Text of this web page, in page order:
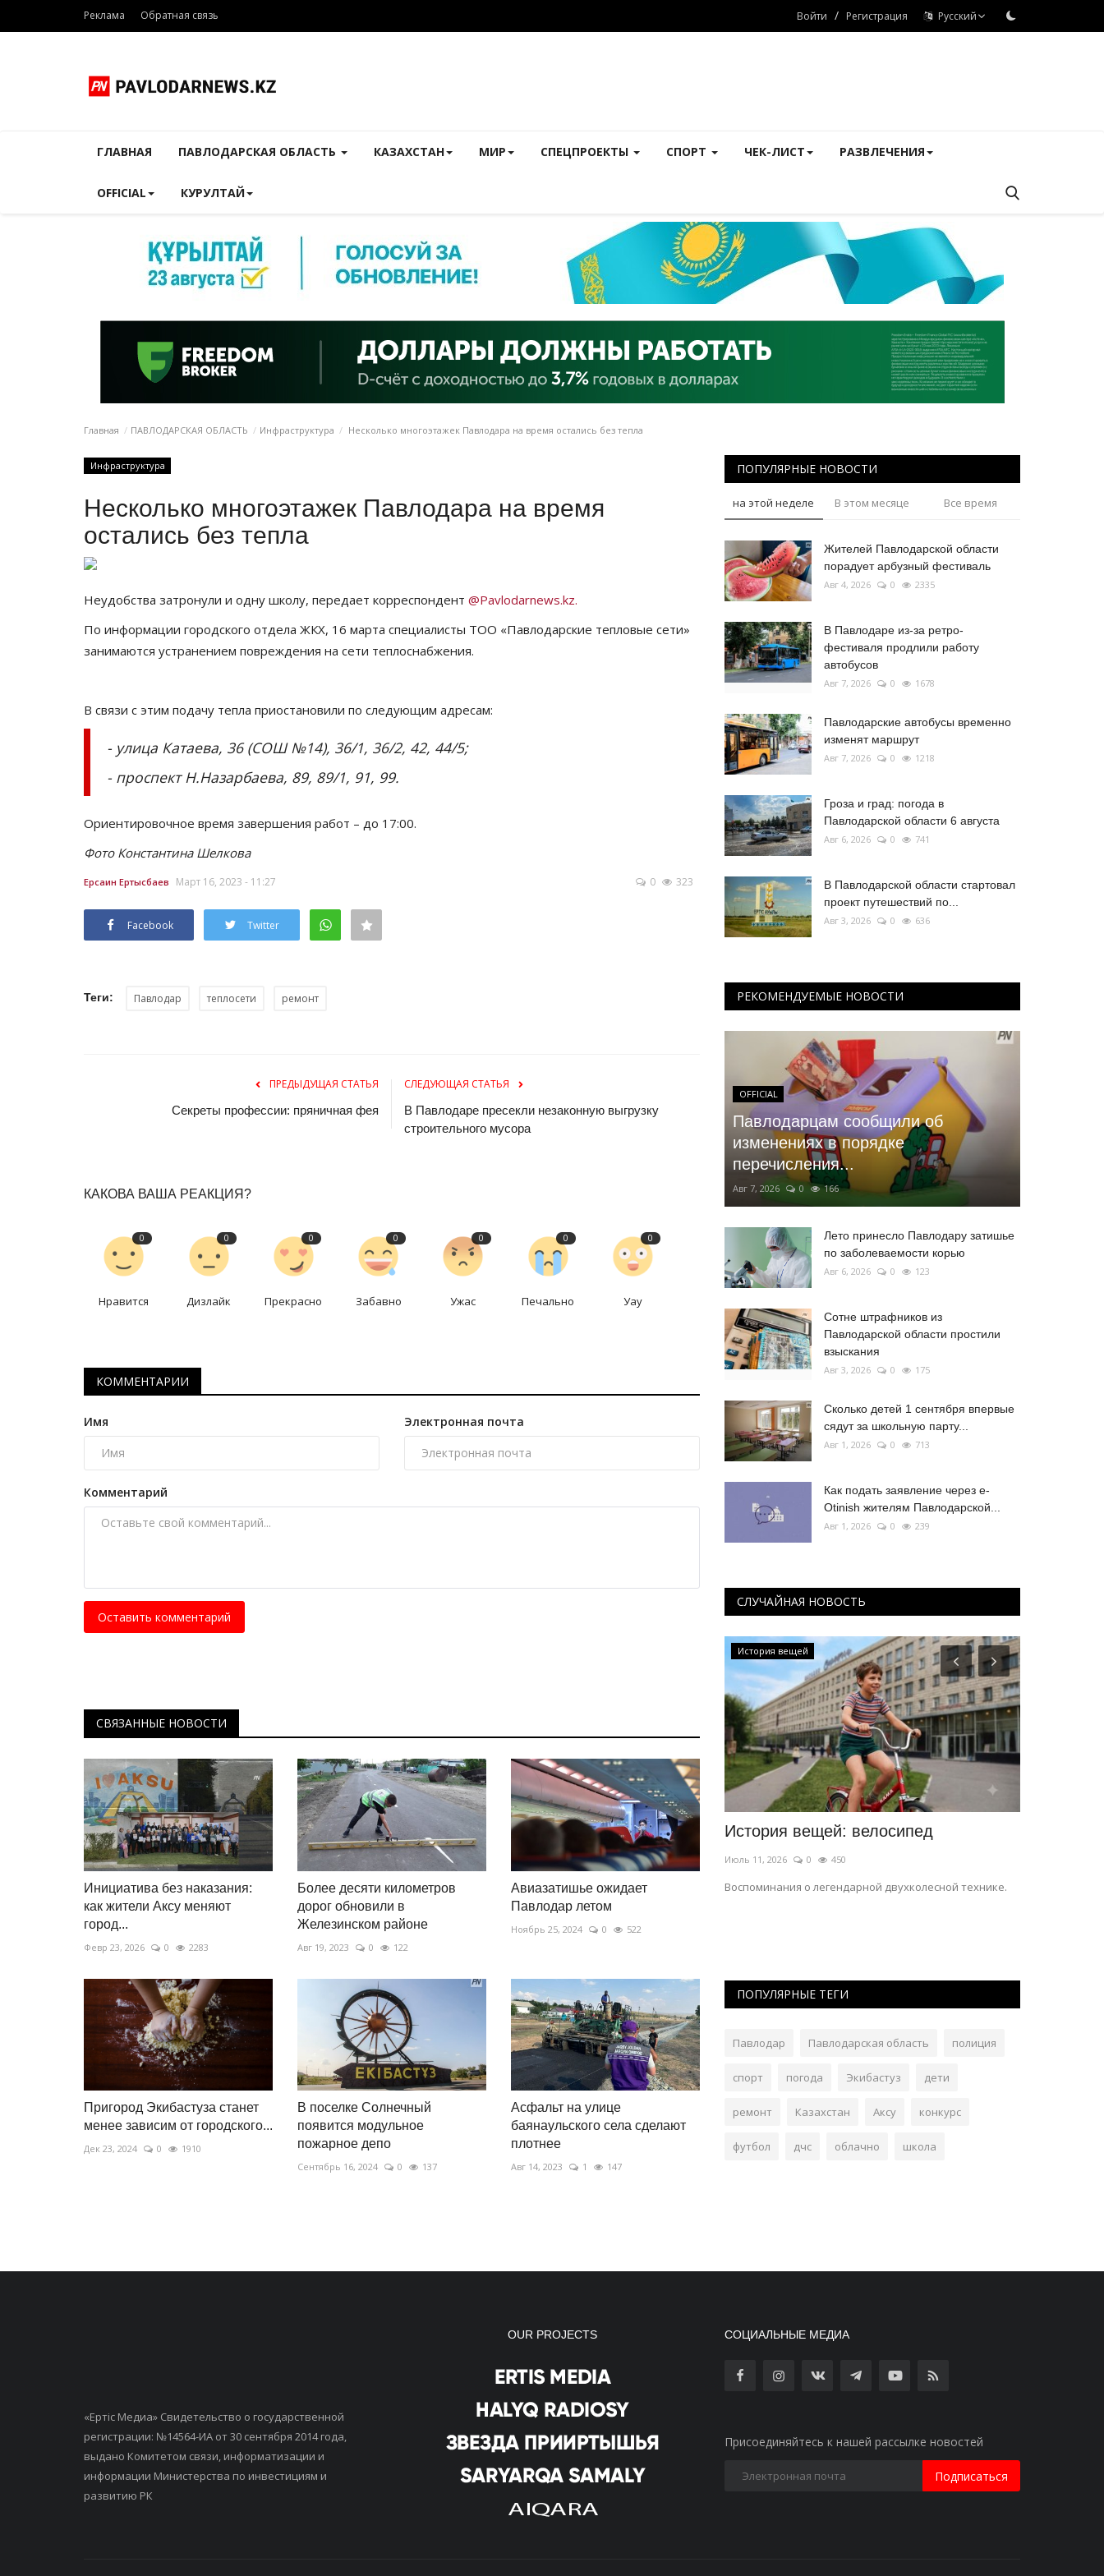
Реклама Обратная связь Войти / Регистрация Русский
ГЛАВНАЯ ПАВЛОДАРСКАЯ ОБЛАСТЬ КАЗАХСТАН МИР СПЕЦПРОЕКТЫ СПОРТ ЧЕК-ЛИСТ РАЗВЛЕЧЕНИЯ
OFFICIAL КУРУЛТАЙ
Главная ПАВЛОДАРСКАЯ ОБЛАСТЬ Инфраструктура Несколько многоэтажек Павлодара на время остались без тепла
Инфраструктура
Несколько многоэтажек Павлодара на время
остались без тепла
Неудобства затронули и одну школу, передает корреспондент @Pavlodarnews.kz.
По информации городского отдела ЖКХ, 16 марта специалисты ТОО «Павлодарские тепловые сети»
занимаются устранением повреждения на сети теплоснабжения.
В связи с этим подачу тепла приостановили по следующим адресам:
- улица Катаева, 36 (СОШ №14), 36/1, 36/2, 42, 44/5;
- проспект Н.Назарбаева, 89, 89/1, 91, 99.
Ориентировочное время завершения работ – до 17:00.
Фото Константина Шелкова
Ерсаин Ертысбаев Март 16, 2023 - 11:27 0 323
Facebook Twitter
Теги: Павлодар теплосети ремонт
ПРЕДЫДУЩАЯ СТАТЬЯ
Секреты профессии: пряничная фея
СЛЕДУЮЩАЯ СТАТЬЯ
В Павлодаре пресекли незаконную выгрузку
строительного мусора
КАКОВА ВАША РЕАКЦИЯ?
0
Нравится
0
Дизлайк
0
Прекрасно
0
Забавно
0
Ужас
0
Печально
0
Уау
КОММЕНТАРИИ
Имя Электронная почта
Комментарий
Оставить комментарий
СВЯЗАННЫЕ НОВОСТИ
Инициатива без наказания:
как жители Аксу меняют
город...
Февр 23, 2026 0 2283
Более десяти километров
дорог обновили в
Железинском районе
Авг 19, 2023 0 122
Авиазатишье ожидает
Павлодар летом
Ноябрь 25, 2024 0 522
Пригород Экибастуза станет
менее зависим от городского...
Дек 23, 2024 0 1910
В поселке Солнечный
появится модульное
пожарное депо
Сентябрь 16, 2024 0 137
Асфальт на улице
баянаульского села сделают
плотнее
Авг 14, 2023 1 147
ПОПУЛЯРНЫЕ НОВОСТИ
на этой неделе В этом месяце Все время
Жителей Павлодарской области
порадует арбузный фестиваль
Авг 4, 2026 0 2335
В Павлодаре из-за ретро-
фестиваля продлили работу
автобусов
Авг 7, 2026 0 1678
Павлодарские автобусы временно
изменят маршрут
Авг 7, 2026 0 1218
Гроза и град: погода в
Павлодарской области 6 августа
Авг 6, 2026 0 741
В Павлодарской области стартовал
проект путешествий по...
Авг 3, 2026 0 636
РЕКОМЕНДУЕМЫЕ НОВОСТИ
OFFICIAL
Павлодарцам сообщили об
изменениях в порядке
перечисления...
Авг 7, 2026 0 166
Лето принесло Павлодару затишье
по заболеваемости корью
Авг 6, 2026 0 123
Сотне штрафников из
Павлодарской области простили
взыскания
Авг 3, 2026 0 175
Сколько детей 1 сентября впервые
сядут за школьную парту...
Авг 1, 2026 0 713
Как подать заявление через e-
Otinish жителям Павлодарской...
Авг 1, 2026 0 239
СЛУЧАЙНАЯ НОВОСТЬ
Камни тысячелетия: археологи
раскрывают тайны Павлодарского...
Апрель 18, 2025
Погружаясь в древнюю историю уникальных
История вещей: велосипед
Июль 11, 2026 0 450
Воспоминания о легендарной двухколесной технике.
РАЗВЛЕЧЕНИЯ
Группа The Brookln даст концерт в
Экибастузе
Июль 10, 2026
ПОПУЛЯРНЫЕ ТЕГИ
Павлодар Павлодарская область полиция
спорт погода Экибастуз дети
ремонт Казахстан Аксу конкурс
футбол дчс облачно школа
«Ертiс Медиа» Свидетельство о государственной
регистрации: №14564-ИА от 30 сентября 2014 года,
выдано Комитетом связи, информатизации и
информации Министерства по инвестициям и
развитию РК
OUR PROJECTS СОЦИАЛЬНЫЕ МЕДИА
Присоединяйтесь к нашей рассылке новостей
Подписаться